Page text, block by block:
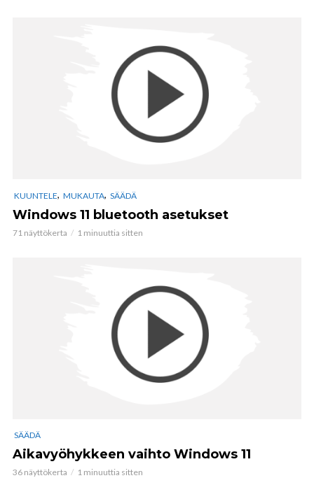
KUUNTELE, MUKAUTA, SÄÄDÄ
Windows 11 bluetooth asetukset
71 näyttökerta 1 minuuttia sitten
SÄÄDÄ
Aikavyöhykkeen vaihto Windows 11
36 näyttökerta 1 minuuttia sitten